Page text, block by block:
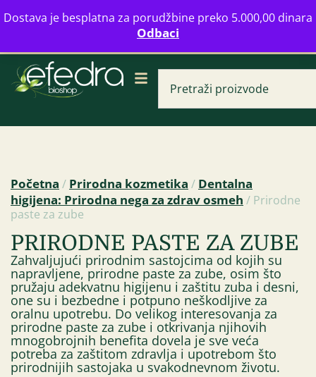
Dostava je besplatna za porudžbine preko 5.000,00 dinara
Odbaci
935,00RSD
Bulevar Mihajla Pupina 16b, Novi Beograd
info@zdravahranaonline.rs+381 (0)11 770 39 61
Radno vreme: Ponedeljak - Petak od 08-20h
Početna / Prirodna kozmetika / Dentalna
higijena: Prirodna nega za zdrav osmeh / Prirodne
paste za zube
PRIRODNE PASTE ZA ZUBE
Zahvaljujući prirodnim sastojcima od kojih su
napravljene, prirodne paste za zube, osim što
pružaju adekvatnu higijenu i zaštitu zuba i desni,
one su i bezbedne i potpuno neškodljive za
oralnu upotrebu. Do velikog interesovanja za
prirodne paste za zube i otkrivanja njihovih
mnogobrojnih benefita dovela je sve veća
potreba za zaštitom zdravlja i upotrebom što
prirodnijih sastojaka u svakodnevnom životu.